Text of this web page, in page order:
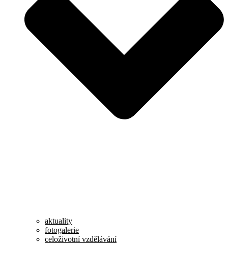
aktuality
fotogalerie
celoživotní vzdělávání